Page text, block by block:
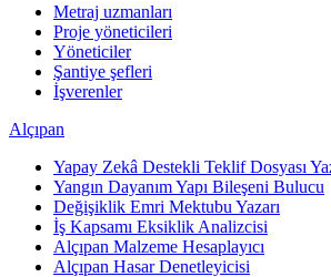
Metraj uzmanları
Proje yöneticileri
Yöneticiler
Şantiye şefleri
İşverenler
Alçıpan
Yapay Zekâ Destekli Teklif Dosyası
Yangın Dayanım Yapı Bileşeni Bulucu
Değişiklik Emri Mektubu Yazarı
İş Kapsamı Eksiklik Analizcisi
Alçıpan Malzeme Hesaplayıcı
Alçıpan Hasar Denetleyicisi